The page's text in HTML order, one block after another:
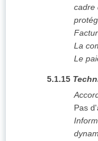
cadre
La
Le
5.1.15
Pas